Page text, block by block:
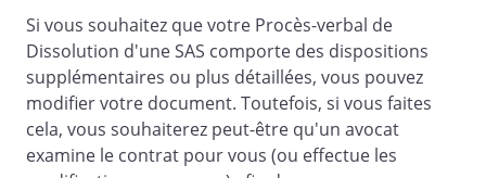
TROISIEME RESOLUTION :
POUVOIR AU PORTEUR
donne tous pouvoirs au porteur de
copies ou d'extraits du présent procès-
Si vous souhaitez que votre Procès-verbal de
Dissolution d'une SAS comporte des dispositions
supplémentaires ou plus détaillées, vous pouvez
modifier votre document. Toutefois, si vous faites
cela, vous souhaiterez peut-être qu'un avocat
examine le contrat pour vous (ou effectue les